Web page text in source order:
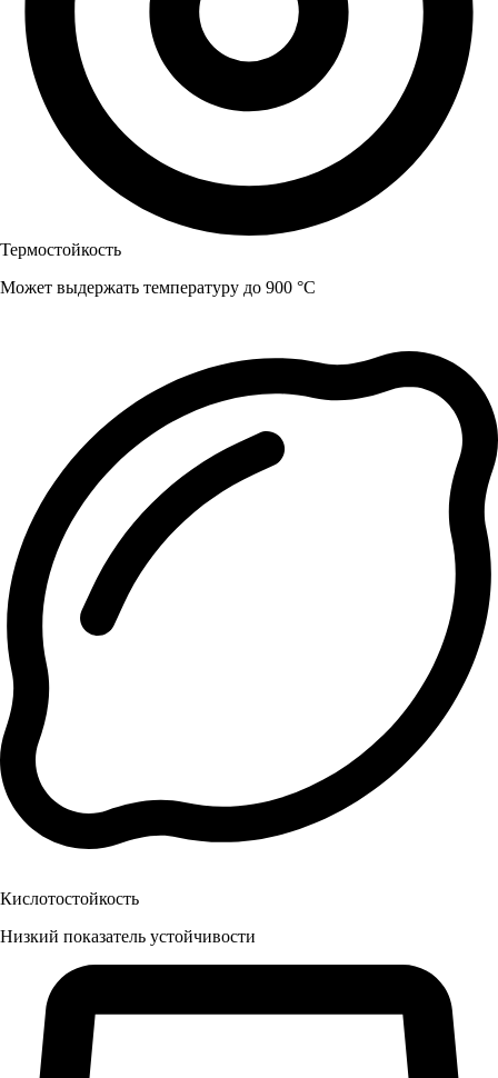
Термостойкость
Может выдержать температуру до 900 °C
Кислотостойкость
Низкий показатель устойчивости